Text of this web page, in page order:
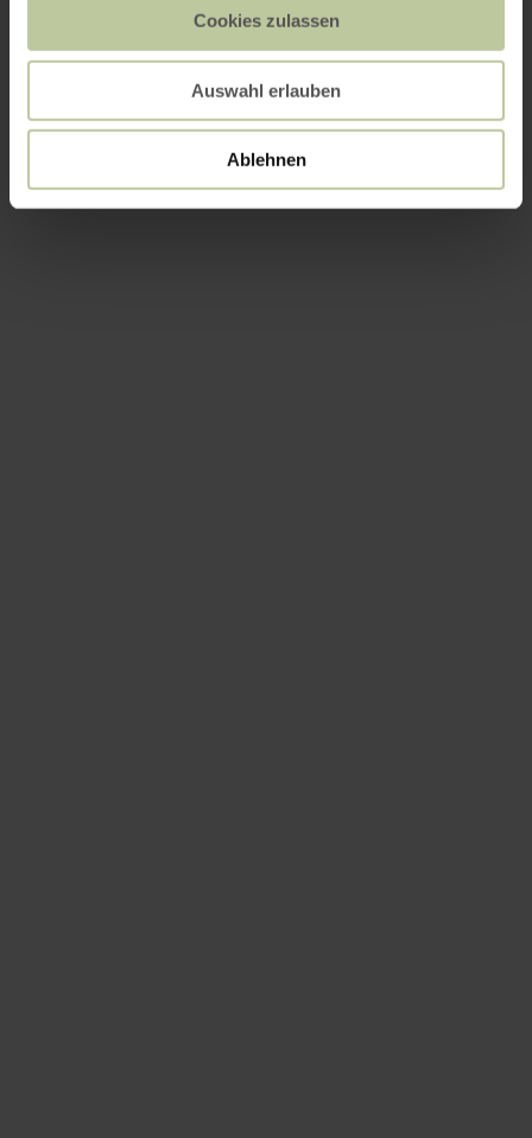
Cookies zulassen
Auswahl erlauben
Ablehnen